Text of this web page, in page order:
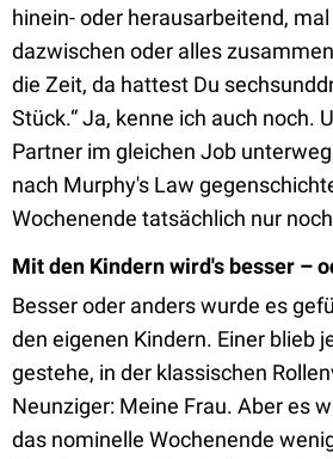
hinein- oder herausarbeitend,
dazwischen oder alles
die Zeit, da hattest Du
Stück.“ Ja, kenne ich auch noch.
Partner im gleichen Job
nach Murphy's Law
Wochenende tatsächlich nur
Mit den Kindern wird's besser –
Besser oder anders wurde es
den eigenen Kindern. Einer blieb
gestehe, in der klassischen
Neunziger: Meine Frau. Aber es
das nominelle Wochenende